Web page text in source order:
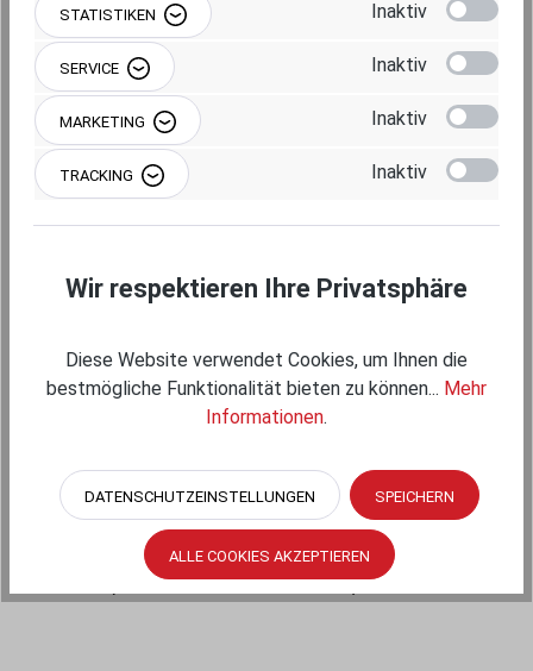
Beschreibung
Produktgalerie überspringen
Kompatibel
RAM MOUNTS TAB-LOCK BASISPLATTE
(SCHLÜSSELVERRIEGELUNG) - OHNE
ENDKAPPEN - AMPS - SCHRAUBEN-SET
STATISTIKEN Inaktiv
SERVICE Inaktiv
MARKETING Inaktiv
TRACKING Inaktiv
Wir respektieren Ihre Privatsphäre
Diese Website verwendet Cookies, um Ihnen die
bestmögliche Funktionalität bieten zu können... Mehr
Informationen.
DATENSCHUTZEINSTELLUNGEN SPEICHERN
ALLE COOKIES AKZEPTIEREN